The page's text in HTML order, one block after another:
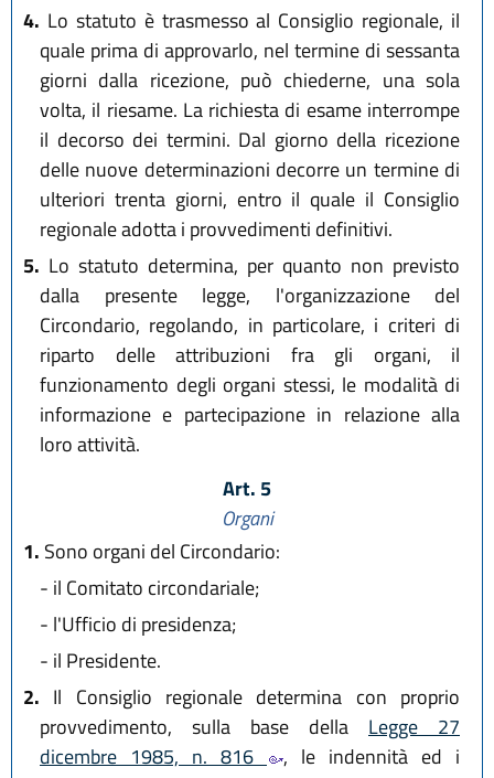
4. Lo statuto è trasmesso al Consiglio regionale, il
quale prima di approvarlo, nel termine di sessanta
giorni dalla ricezione, può chiederne, una sola
volta, il riesame. La richiesta di esame interrompe
il decorso dei termini. Dal giorno della ricezione
delle nuove determinazioni decorre un termine di
ulteriori trenta giorni, entro il quale il Consiglio
regionale adotta i provvedimenti definitivi.
5. Lo statuto determina, per quanto non previsto
dalla presente legge, l'organizzazione del
Circondario, regolando, in particolare, i criteri di
riparto delle attribuzioni fra gli organi, il
funzionamento degli organi stessi, le modalità di
informazione e partecipazione in relazione alla
loro attività.
Art. 5
Organi
1. Sono organi del Circondario:
- il Comitato circondariale;
- l'Ufficio di presidenza;
- il Presidente.
2. Il Consiglio regionale determina con proprio
provvedimento, sulla base della Legge 27
dicembre 1985, n. 816
, le indennità ed i